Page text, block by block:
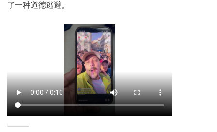
了一种道德逃避。
⸻